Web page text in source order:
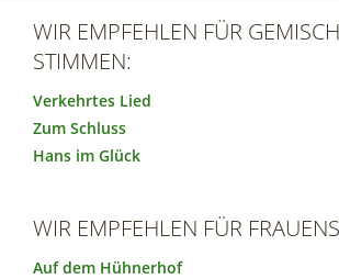
WIR EMPFEHLEN FÜR
STIMMEN:
Verkehrtes Lied
Zum Schluss
Hans im Glück
WIR EMPFEHLEN FÜR
Auf dem Hühnerhof